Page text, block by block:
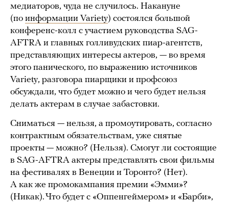
медиаторов, чуда не случилось. Накануне
(по информации Variety) состоялся большой
конференс-колл с участием руководства SAG-
AFTRA и главных голливудских пиар-агентств,
представляющих интересы актеров, — во время
этого панического, по выражению источников
Variety, разговора пиарщики и профсоюз
обсуждали, что будет можно и чего будет нельзя
делать актерам в случае забастовки.
Сниматься — нельзя, а промоутировать, согласно
контрактным обязательствам, уже снятые
проекты — можно? (Нельзя). Смогут ли состоящие
в SAG-AFTRA актеры представлять свои фильмы
на фестивалях в Венеции и Торонто? (Нет).
А как же промокампания премии «Эмми»?
(Никак). Что будет с «Оппенгеймером» и «Барби»,